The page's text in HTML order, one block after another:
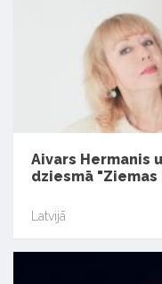
Aivars Hermanis
dziesmā "Ziemas
Latvijā